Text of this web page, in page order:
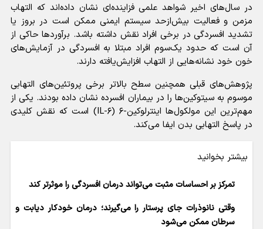
در سال‌های اخیر شواهد علمی فزاینده‌ای نشان داده‌اند که التهاب
مزمن و فعالیت بیش‌ازحد سیستم ایمنی ممکن است در بروز یا
تشدید افسردگی در برخی افراد نقش داشته باشد. برآورد‌ها حاکی از
آن است که حدود یک‌سوم افراد مبتلا به افسردگی در آزمایش‌های
خون خود نشانه‌هایی از التهاب افزایش‌یافته دارند.
پژوهش‌های قبلی همچنین سطح بالاتر برخی پروتئین‌های التهابی
موسوم به سیتوکین‌ها را در بیماران افسرده نشان داده بودند. یکی از
مهم‌ترین این مولکول‌ها اینترلوکین-۶ (IL-۶) است که نقش کلیدی
در پاسخ التهابی بدن ایفا می‌کند.
بیشتر بخوانید
تمرکز بر احساسات مثبت می‌تواند درمان افسردگی را موثرتر کند
وقتی نانوذرات جای پرستار را می‌گیرند؛ درمان خودکار دیابت و
سرطان ممکن می‌شود